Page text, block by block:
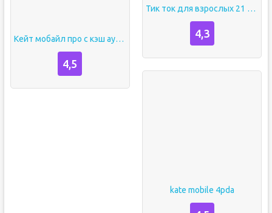
Кейт мобайл про с кэш аудио
4,5
Тик ток для взрослых 21 русский
4,3
kate mobile 4pda